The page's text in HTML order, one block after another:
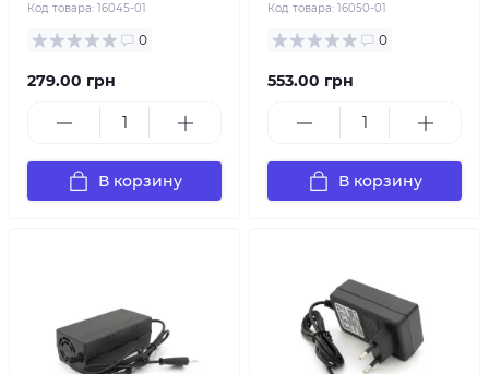
Код товара: 16045-01
0
279.00 грн
В корзину
Код товара: 16050-01
0
553.00 грн
В корзину